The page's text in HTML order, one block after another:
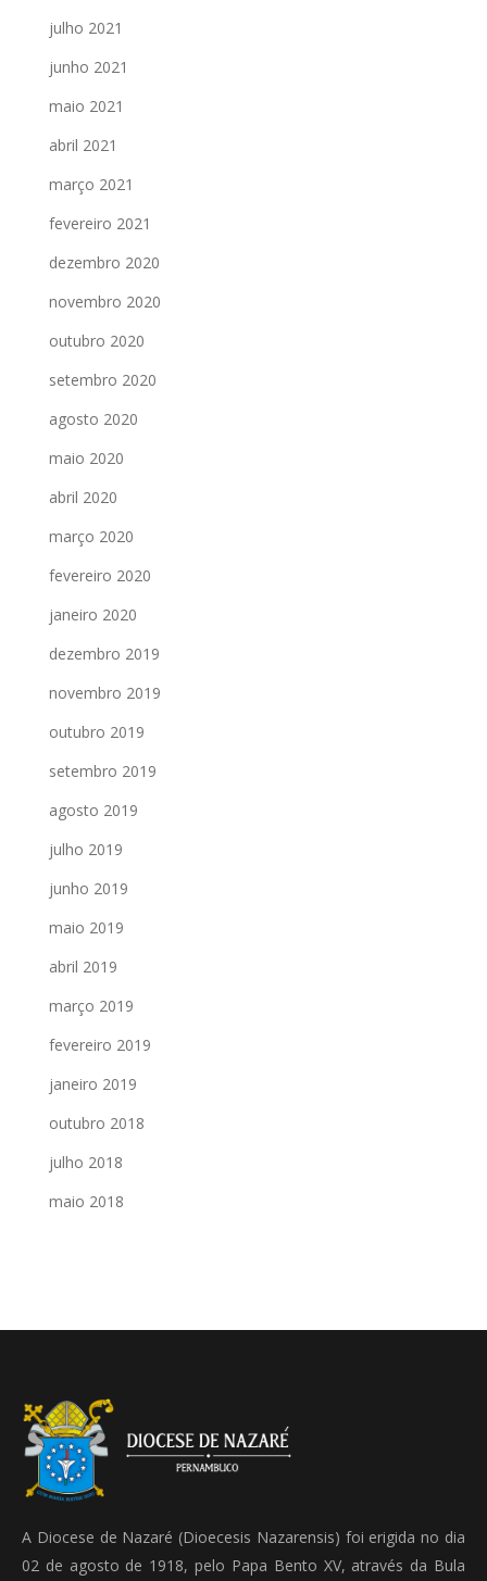
julho 2021
junho 2021
maio 2021
abril 2021
março 2021
fevereiro 2021
dezembro 2020
novembro 2020
outubro 2020
setembro 2020
agosto 2020
maio 2020
abril 2020
março 2020
fevereiro 2020
janeiro 2020
dezembro 2019
novembro 2019
outubro 2019
setembro 2019
agosto 2019
julho 2019
junho 2019
maio 2019
abril 2019
março 2019
fevereiro 2019
janeiro 2019
outubro 2018
julho 2018
maio 2018
A Diocese de Nazaré (Dioecesis Nazarensis) foi erigida no dia
02 de agosto de 1918, pelo Papa Bento XV, através da Bula